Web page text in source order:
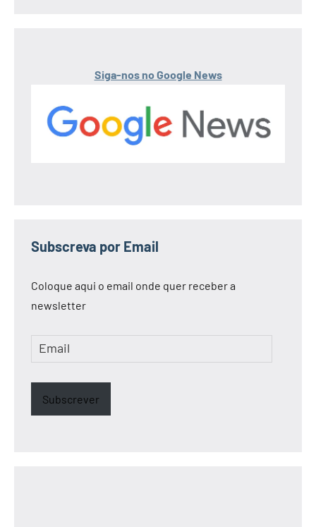
Siga-nos no Google News
Subscreva por Email
Coloque aqui o email onde quer receber a
newsletter
Email
Subscrever